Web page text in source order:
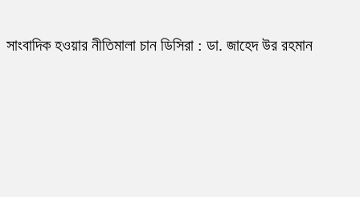
সাংবাদিক হওয়ার নীতিমালা চান ডিসিরা : ডা. জাহেদ উর রহমান